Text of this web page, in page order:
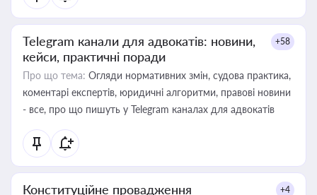
Telegram канали для адвокатів: новини,
кейси, практичні поради
+58
Про що тема: Огляди нормативних змін, судова практика,
коментарі експертів, юридичні алгоритми, правові новини
- все, про що пишуть у Telegram каналах для адвокатів
Конституційне провадження +4